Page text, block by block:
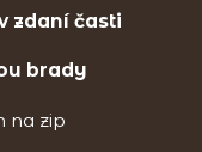
zdaní časti
brady
na zip